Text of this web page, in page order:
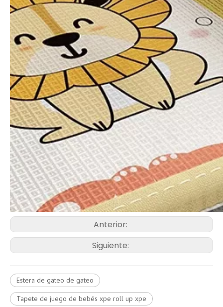
Anterior:
Siguiente:
Estera de gateo de gateo
Tapete de juego de bebés xpe roll up xpe